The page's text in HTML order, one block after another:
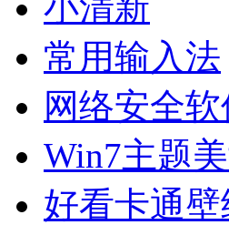
常用输入法
网络安全软
Win7主题
好看卡通壁